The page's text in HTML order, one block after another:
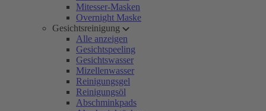
Mitesser-Masken
Overnight Maske
Gesichtsreinigung
Alle anzeigen
Gesichtspeeling
Gesichtswasser
Mizellenwasser
Reinigungsgel
Reinigungsöl
Abschminkpads